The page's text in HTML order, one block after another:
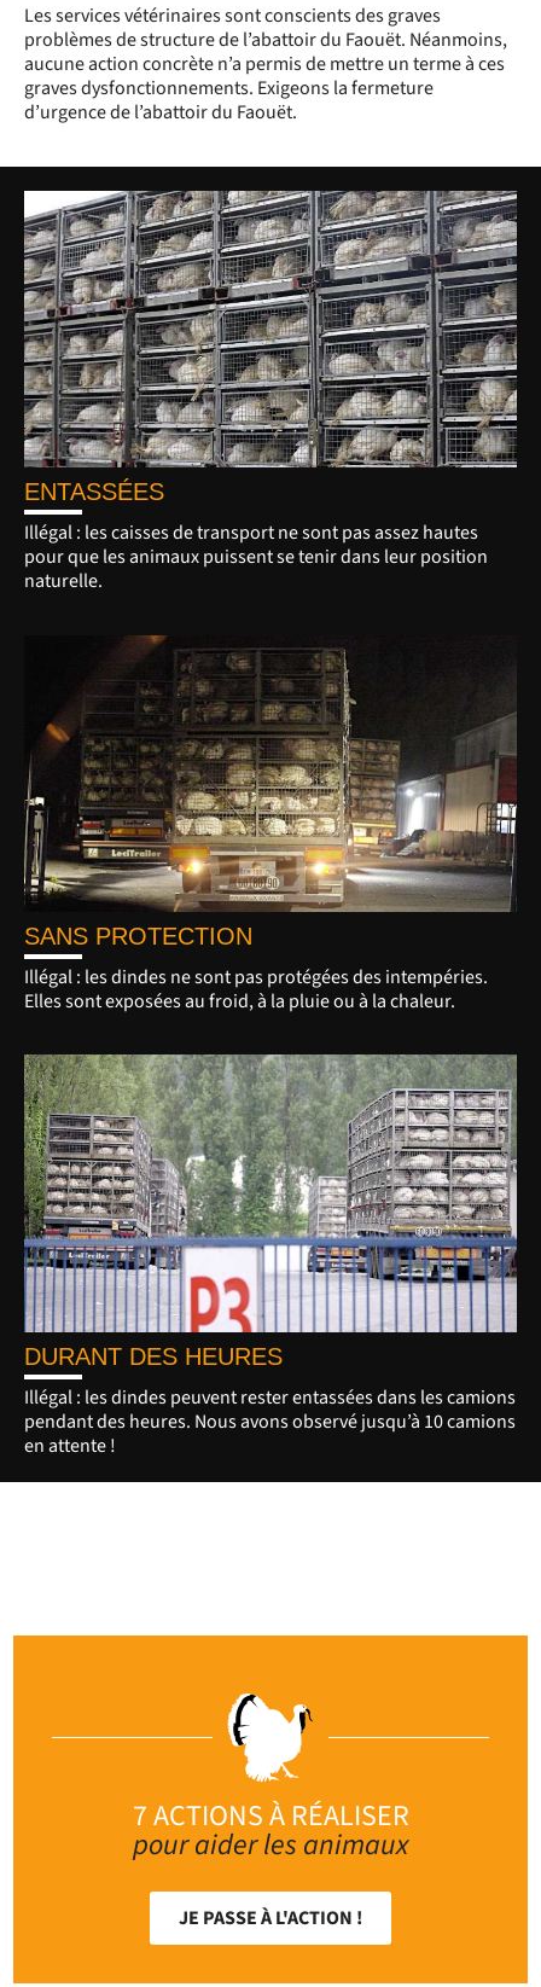
Les services vétérinaires sont conscients des graves
problèmes de structure de l’abattoir du Faouët. Néanmoins,
aucune action concrète n’a permis de mettre un terme à ces
graves dysfonctionnements. Exigeons la fermeture
d’urgence de l’abattoir du Faouët.
ENTASSÉES
Illégal : les caisses de transport ne sont pas assez hautes
pour que les animaux puissent se tenir dans leur position
naturelle.
SANS PROTECTION
Illégal : les dindes ne sont pas protégées des intempéries.
Elles sont exposées au froid, à la pluie ou à la chaleur.
DURANT DES HEURES
Illégal : les dindes peuvent rester entassées dans les camions
pendant des heures. Nous avons observé jusqu’à 10 camions
en attente !
7 ACTIONS À RÉALISER
pour aider les animaux
JE PASSE À L'ACTION !